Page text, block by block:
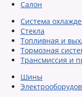
Салон
Система
Стекла
Топливная и
Тормозная
Трансмиссия и
Шины